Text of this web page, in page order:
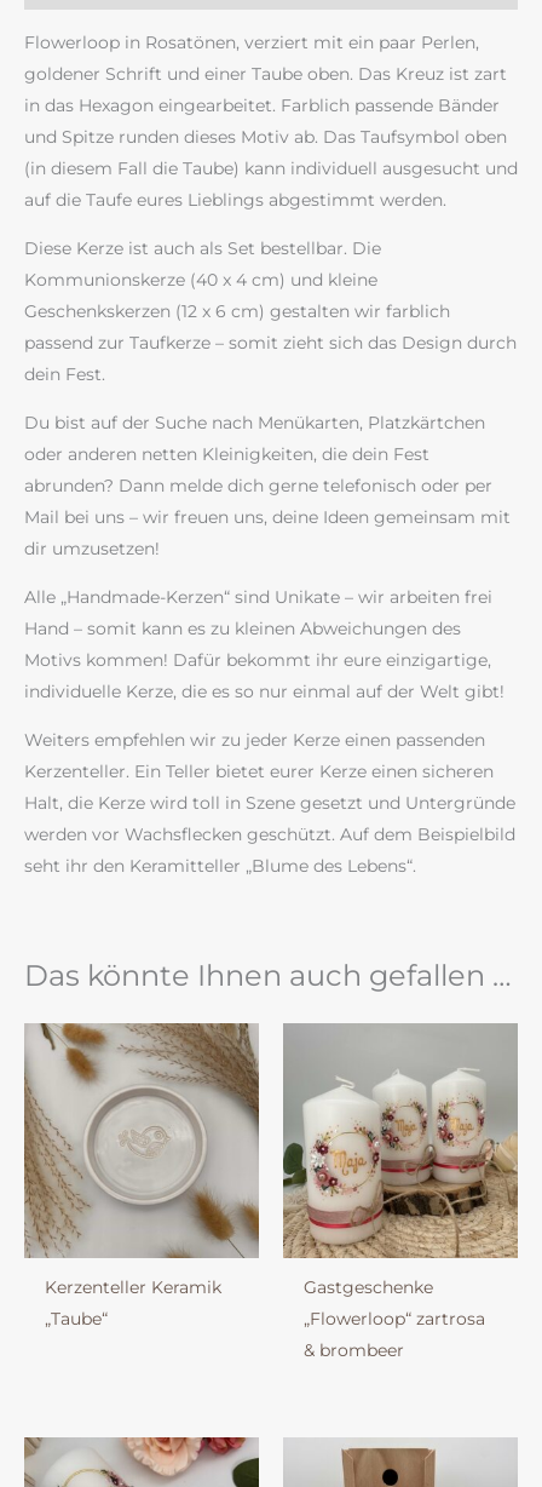
Flowerloop in Rosatönen, verziert mit ein paar Perlen,
goldener Schrift und einer Taube oben. Das Kreuz ist zart
in das Hexagon eingearbeitet. Farblich passende Bänder
und Spitze runden dieses Motiv ab. Das Taufsymbol oben
(in diesem Fall die Taube) kann individuell ausgesucht und
auf die Taufe eures Lieblings abgestimmt werden.
Diese Kerze ist auch als Set bestellbar. Die
Kommunionskerze (40 x 4 cm) und kleine
Geschenkskerzen (12 x 6 cm) gestalten wir farblich
passend zur Taufkerze – somit zieht sich das Design durch
dein Fest.
Du bist auf der Suche nach Menükarten, Platzkärtchen
oder anderen netten Kleinigkeiten, die dein Fest
abrunden? Dann melde dich gerne telefonisch oder per
Mail bei uns – wir freuen uns, deine Ideen gemeinsam mit
dir umzusetzen!
Alle „Handmade-Kerzen“ sind Unikate – wir arbeiten frei
Hand – somit kann es zu kleinen Abweichungen des
Motivs kommen! Dafür bekommt ihr eure einzigartige,
individuelle Kerze, die es so nur einmal auf der Welt gibt!
Weiters empfehlen wir zu jeder Kerze einen passenden
Kerzenteller. Ein Teller bietet eurer Kerze einen sicheren
Halt, die Kerze wird toll in Szene gesetzt und Untergründe
werden vor Wachsflecken geschützt. Auf dem Beispielbild
seht ihr den Keramitteller „Blume des Lebens“.
Das könnte Ihnen auch gefallen …
Kerzenteller Keramik
„Taube“
Gastgeschenke
„Flowerloop“ zartrosa
& brombeer